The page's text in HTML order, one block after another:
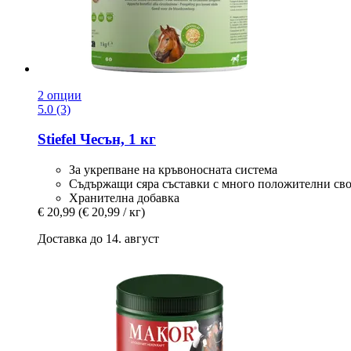
2 опции
5.0 (3)
Stiefel Чесън, 1 кг
За укрепване на кръвоносната система
Съдържащи сяра съставки с много положителни
Хранителна добавка
€ 20,99 (€ 20,99 / кг)
Доставка до 14. август